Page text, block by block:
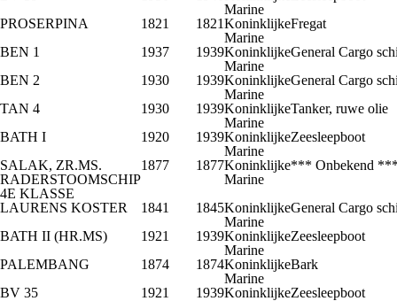
Marine
PROSERPINA
1821 1821Koninklijke
Marine
Fregat
BEN 1
1937 1939Koninklijke
Marine
General Cargo
BEN 2
1930 1939Koninklijke
Marine
General Cargo
TAN 4
1930 1939Koninklijke
Marine
Tanker, ruwe olie
BATH I
1920 1939Koninklijke
Marine
Zeesleepboot
SALAK, ZR.MS.
RADERSTOOMSCHIP
4E KLASSE
1877 1877Koninklijke
Marine
*** Onbekend
LAURENS KOSTER 1841 1845Koninklijke
Marine
General Cargo
BATH II (HR.MS)
1921 1939Koninklijke
Marine
Zeesleepboot
PALEMBANG
1874 1874Koninklijke
Marine
Bark
BV 35
1921 1939KoninklijkeZeesleepboot